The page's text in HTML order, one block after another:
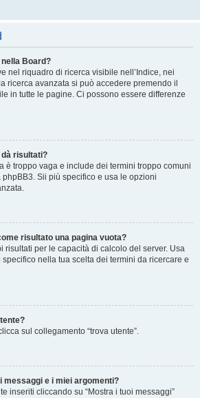
Board?
nel riquadro di ricerca visibile nell’Indice, nei
ricerca avanzata si può accedere premendo il
in tutte le pagine. Ci possono essere differenze
dà risultati?
è troppo vaga e include dei termini troppo comuni
Sii più specifico e usa le opzioni
risultato una pagina vuota?
risultati per le capacità di calcolo del server. Usa
specifico nella tua scelta dei termini da ricercare e
sul collegamento “trova utente”.
messaggi e i miei argomenti?
inseriti cliccando su “Mostra i tuoi messaggi”